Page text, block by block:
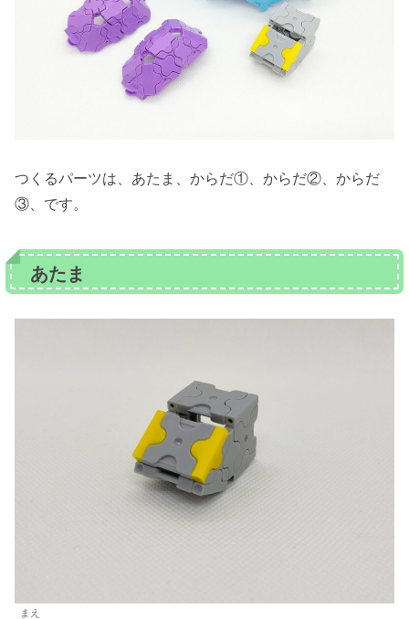
つくるパーツは、あたま、からだ①、からだ②、からだ
③、です。
あたま
まえ